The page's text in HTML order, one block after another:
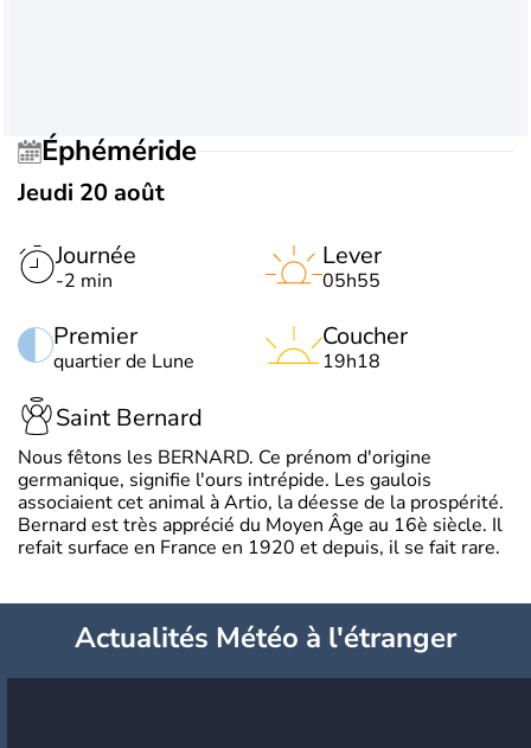
Éphéméride
Jeudi 20 août
Journée
-2 min
Premier
quartier de Lune
Lever
05h55
Coucher
19h18
Saint Bernard
Nous fêtons les BERNARD. Ce prénom d'origine
germanique, signifie l'ours intrépide. Les gaulois
associaient cet animal à Artio, la déesse de la prospérité.
Bernard est très apprécié du Moyen Âge au 16è siècle. Il
refait surface en France en 1920 et depuis, il se fait rare.
Actualités Météo à l'étranger